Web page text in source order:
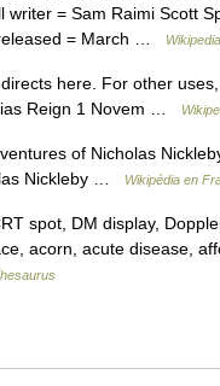
= Sam Raimi Scott
= March …
Wikipedia
here. For other
Reign 1 Novem …
of Nicholas
Nickleby …
Wikipédia en
spot, DM display,
acorn, acute disease,